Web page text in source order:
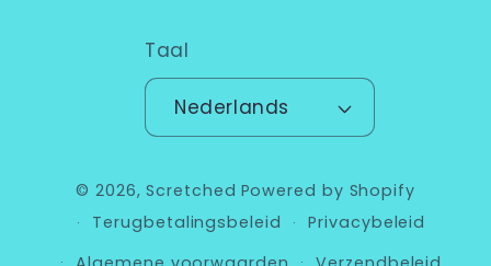
Taal
Nederlands
© 2026,Scretched Powered by Shopify
Terugbetalingsbeleid
Privacybeleid